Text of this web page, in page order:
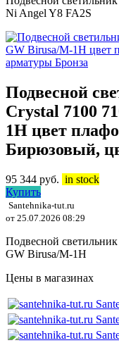
Ni Angel Y8 FA2S
Подвесной
Crystal 7100
1H цвет
Бирюзовый,
95 344 руб. in stock
Купить
Santehnika-tut.ru
от 25.07.2026 08:29
Подвесной
GW Birusa/M-1H
Цены в магазинах